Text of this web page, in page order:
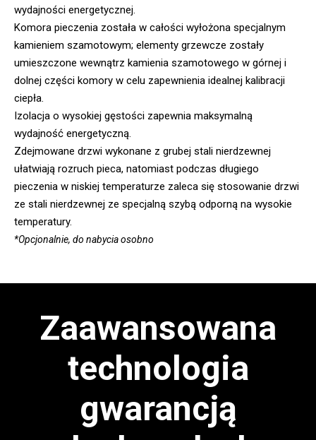
wydajności energetycznej.
Komora pieczenia została w całości wyłożona specjalnym
kamieniem szamotowym; elementy grzewcze zostały
umieszczone wewnątrz kamienia szamotowego w górnej i
dolnej części komory w celu zapewnienia idealnej kalibracji
ciepła.
Izolacja o wysokiej gęstości zapewnia maksymalną
wydajność energetyczną.
Zdejmowane drzwi wykonane z grubej stali nierdzewnej
ułatwiają rozruch pieca, natomiast podczas długiego
pieczenia w niskiej temperaturze zaleca się stosowanie drzwi
ze stali nierdzewnej ze specjalną szybą odporną na wysokie
temperatury.
*Opcjonalnie, do nabycia osobno
Zaawansowana
technologia
gwarancją